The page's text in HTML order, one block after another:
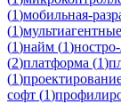
(1)мобильная-
(1)
(1)найм (1)
(2)платформа (1)
(1)
софт (1)